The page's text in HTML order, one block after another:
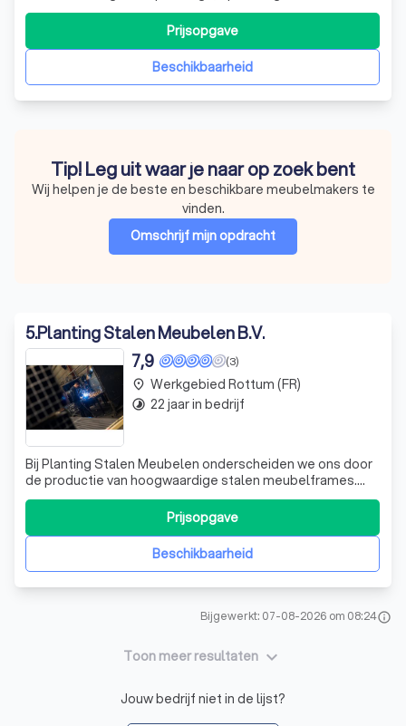
creaties. Vanaf jonge leeftijd ben ik, Yoram Wolthuizen, al
bezig met het vormgeven van hout tot functionele en
esthetische objecten. Wat begon met eenvoudige
projecten is uitgegroeid tot een profes
Beschikbaarheid
Prijsopgave
Tip! Leg uit waar je naar op zoek bent
Wij helpen je de beste en beschikbare meubelmakers te
vinden.
Omschrijf mijn opdracht
5.Planting Stalen Meubelen B.V.
(3)
7,9
Bij Planting Stalen Meubelen onderscheiden we ons door
de productie van hoogwaardige stalen meubelframes.
Sinds 1995 vervaardigen wij met trots een breed scala aan
producten zoals kapstokken, tafelframes, barkrukken en
bankonderstellen. Onze producten vinden hun weg naar
diverse sectoren, waaronderBeschikbaarheid
Prijsopgave
place Werkgebied Rottum (FR)
timelapse 22 jaar in bedrijf
Bijgewerkt: 07-08-2026 om 08:24info
Toon meer resultaten keyboard_arrow_down
Jouw bedrijf niet in de lijst?